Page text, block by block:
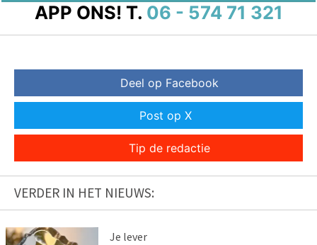
APP ONS! T. 06 - 574 71 321
Deel op Facebook
Post op X
Tip de redactie
VERDER IN HET NIEUWS:
Je lever